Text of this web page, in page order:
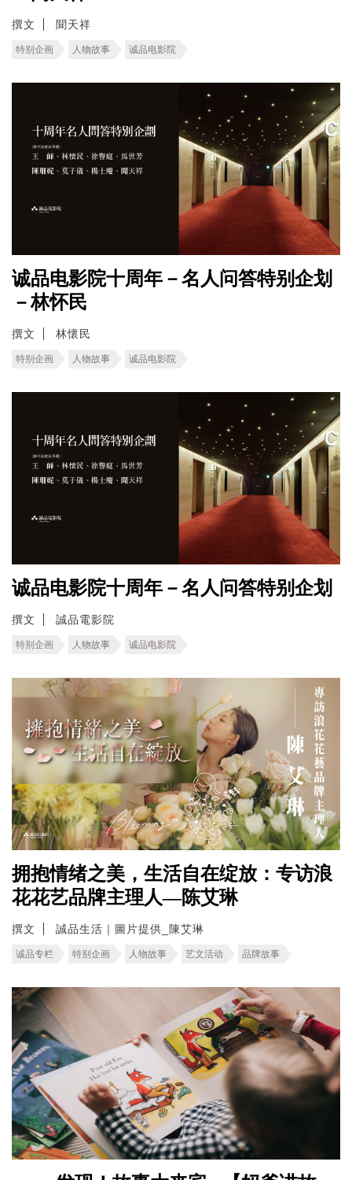
撰文 聞天祥
特别企画 人物故事 诚品电影院
诚品电影院十周年－名人问答特别企划
－林怀民
撰文 林懷民
特别企画 人物故事 诚品电影院
诚品电影院十周年－名人问答特别企划
撰文 誠品電影院
特别企画 人物故事 诚品电影院
拥抱情绪之美，生活自在绽放：专访浪
花花艺品牌主理人—陈艾琳
撰文 誠品生活｜圖片提供_陳艾琳
诚品专栏 特别企画 人物故事 艺文活动 品牌故事